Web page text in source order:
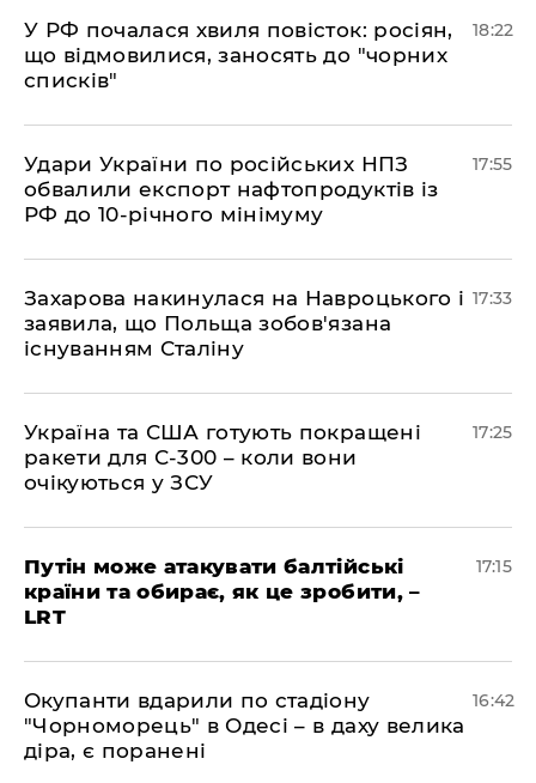
​У РФ почалася хвиля повісток: росіян,
що відмовилися, заносять до "чорних
списків"
18:22
​Удари України по російських НПЗ
обвалили експорт нафтопродуктів із
РФ до 10-річного мінімуму
17:55
​Захарова накинулася на Навроцького і
заявила, що Польща зобов'язана
існуванням Сталіну
17:33
​Україна та США готують покращені
ракети для С-300 – коли вони
очікуються у ЗСУ
17:25
​Путін може атакувати балтійські
країни та обирає, як це зробити, –
LRT
17:15
​Окупанти вдарили по стадіону
"Чорноморець" в Одесі – в даху велика
діра, є поранені
16:42